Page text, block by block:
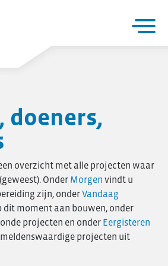
utiliteitsbouw
woningbouw
woningbouw
& onderhoud
en verduurzaming
doeners,
overzicht met alle projecten waar
Onder Morgen vindt u
zijn, onderVandaag
moment aan bouwen, onder
projecten en onder Eergisteren
projecten uit